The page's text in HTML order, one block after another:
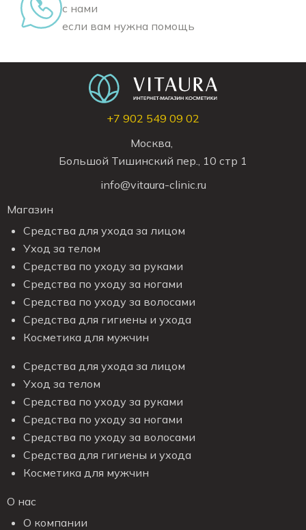
с нами
если вам нужна помощь
+7 902 549 09 02
Москва,
Большой Тишинский пер., 10 стр 1
info@vitaura-clinic.ru
Магазин
Средства для ухода за лицом
Уход за телом
Средства по уходу за руками
Средства по уходу за ногами
Средства по уходу за волосами
Средства для гигиены и ухода
Косметика для мужчин
Средства для ухода за лицом
Уход за телом
Средства по уходу за руками
Средства по уходу за ногами
Средства по уходу за волосами
Средства для гигиены и ухода
Косметика для мужчин
О нас
О компании